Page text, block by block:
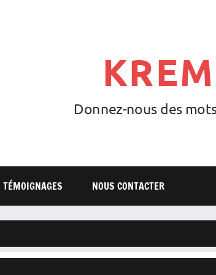
Donnez-nous des
TÉMOIGNAGES NOUS CONTACTER